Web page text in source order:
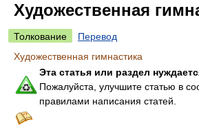
Художественная
Толкование
Перевод
Художественная гимнастика
Эта статья или раздел
Пожалуйста, улучшите статью в
правилами написания статей.